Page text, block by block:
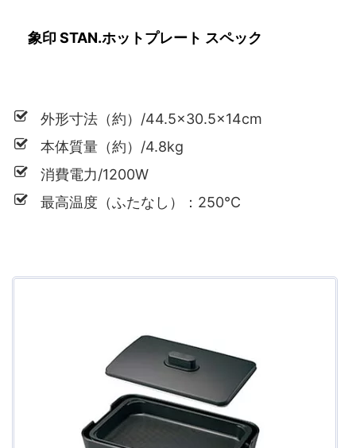
象印 STAN.ホットプレート スペック
外形寸法（約）/44.5×30.5×14cm
本体質量（約）/4.8kg
消費電力/1200W
最高温度（ふたなし）：250℃